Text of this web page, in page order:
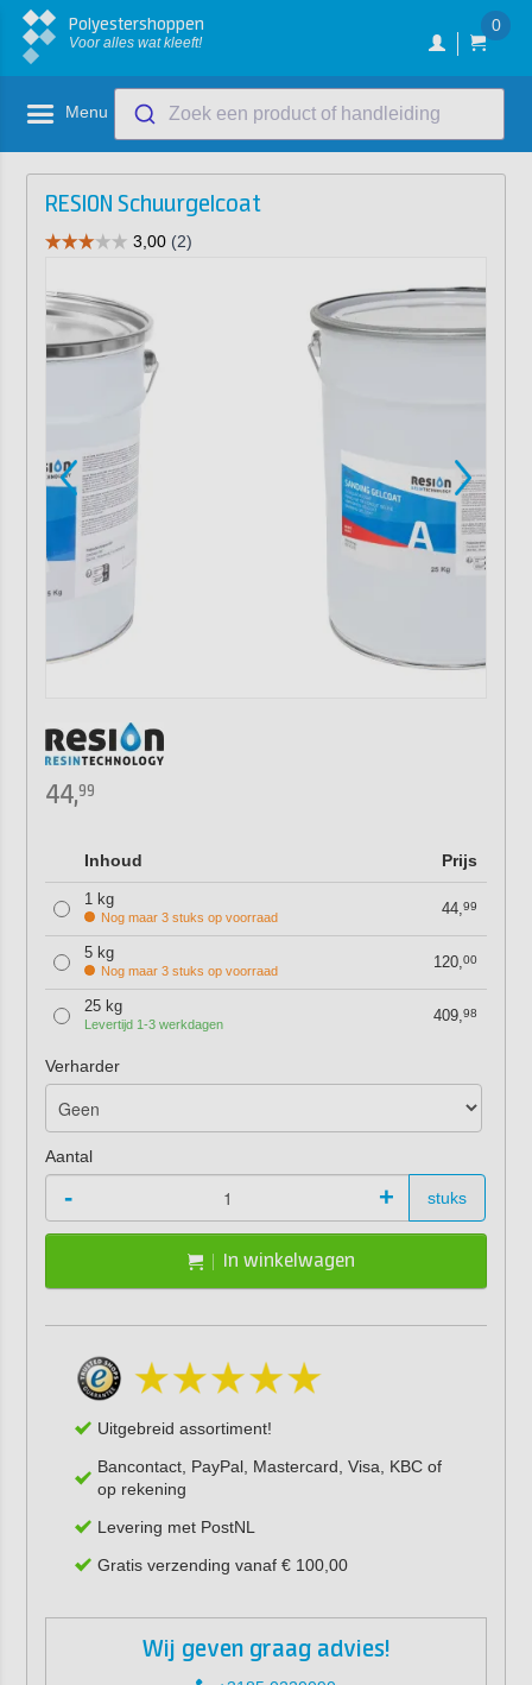
Polyestershoppen
Voor alles wat kleeft!
0
Menu Zoek een product of handleiding
RESION Schuurgelcoat
44,99
Inhoud Prijs
1 kg
Nog maar 3 stuks op voorraad 44,99
5 kg
Nog maar 3 stuks op voorraad 120,00
25 kg
Levertijd 1-3 werkdagen 409,98
Verharder
Aantal
- + stuks
In winkelwagen
Uitgebreid assortiment!
Bancontact, PayPal, Mastercard, Visa, KBC of
op rekening
Levering met PostNL
Gratis verzending vanaf € 100,00
Wij geven graag advies!